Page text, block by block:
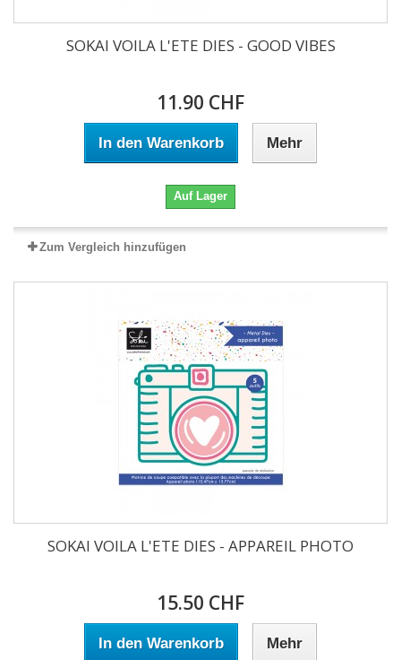
SOKAI VOILA L'ETE DIES - GOOD VIBES
11.90 CHF
In den Warenkorb Mehr
Auf Lager
Zum Vergleich hinzufügen
SOKAI VOILA L'ETE DIES - APPAREIL PHOTO
15.50 CHF
In den Warenkorb Mehr